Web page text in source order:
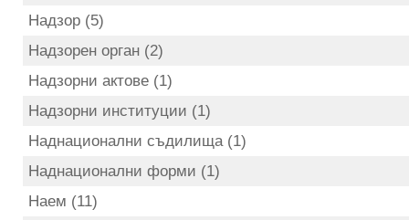
Надзор (5)
Надзорен орган (2)
Надзорни актове (1)
Надзорни институции (1)
Наднационални съдилища (1)
Наднационални форми (1)
Наем (11)